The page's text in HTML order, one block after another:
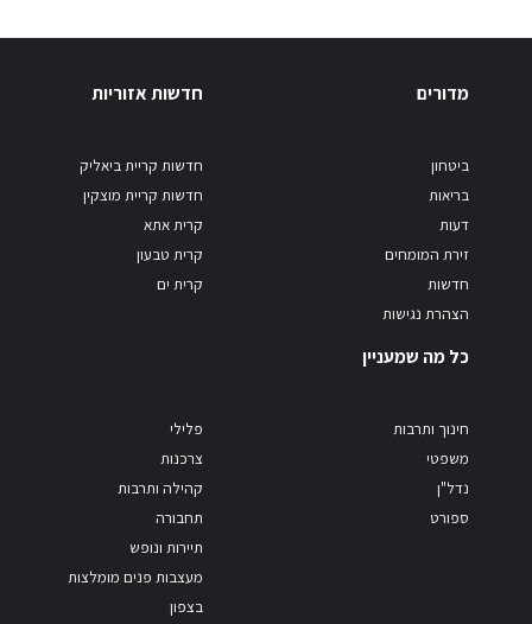
מדורים
ביטחון
בריאות
דעות
זירת המומחים
חדשות
הצהרת נגישות
חדשות אזוריות
חדשות קריית ביאליק
חדשות קריית מוצקין
קרית אתא
קרית טבעון
קרית ים
כל מה שמעניין
חינוך ותרבות
משפטי
נדל"ן
ספורט
פלילי
צרכנות
קהילה ותרבות
תחבורה
תיירות ונופש
מעצבות פנים מומלצות
בצפון